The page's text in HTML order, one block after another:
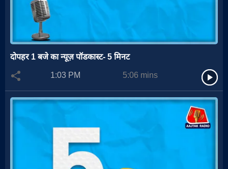
दोपहर 1 बजे का न्यूज़ पॉडकास्ट- 5 मिनट
1:03 PM
5:06 mins